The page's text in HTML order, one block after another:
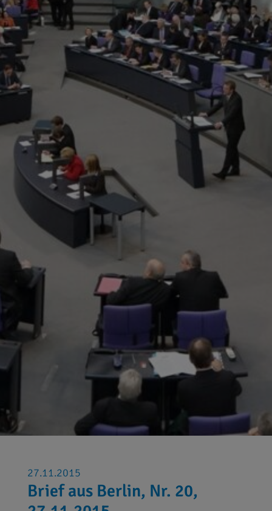
27.11.2015
Brief aus Berlin, Nr. 20,